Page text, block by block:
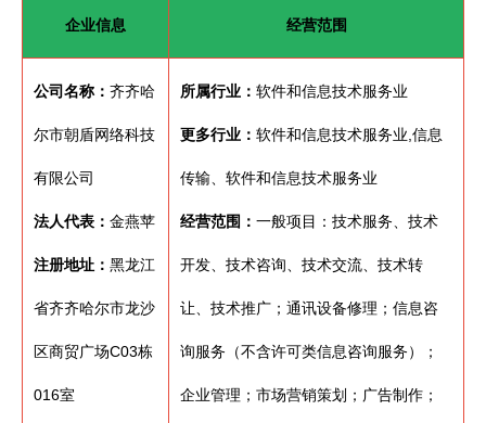
企业信息 经营范围
公司名称： 齐齐哈
尔市朝盾网络科技
有限公司
法人代表： 金燕苹
注册地址： 黑龙江
省齐齐哈尔市龙沙
区商贸广场C03栋
016室
所属行业： 软件和信息技术服务业
更多行业： 软件和信息技术服务业,信息
传输、软件和信息技术服务业
经营范围： 一般项目：技术服务、技术
开发、技术咨询、技术交流、技术转
让、技术推广；通讯设备修理；信息咨
询服务（不含许可类信息咨询服务）；
企业管理；市场营销策划；广告制作；